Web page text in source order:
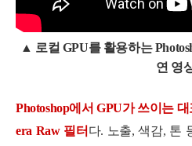
▲ 로컬 GPU를 활용하는
연 영
Photoshop에서 GPU가 쓰이는
era Raw 필터 다. 노출, 색감, 톤